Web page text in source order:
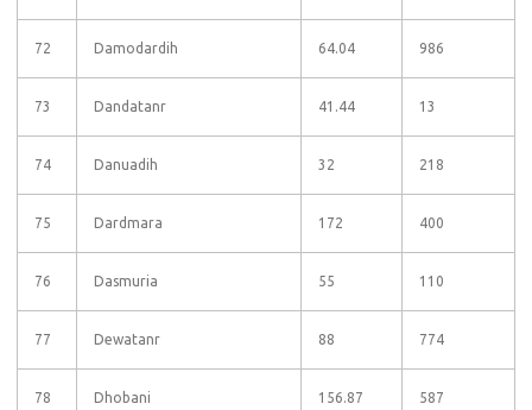
72 Damodardih 64.04 986
73 Dandatanr 41.44 13
74 Danuadih 32 218
75 Dardmara 172 400
76 Dasmuria 55 110
77 Dewatanr 88 774
78 Dhobani 156.87 587